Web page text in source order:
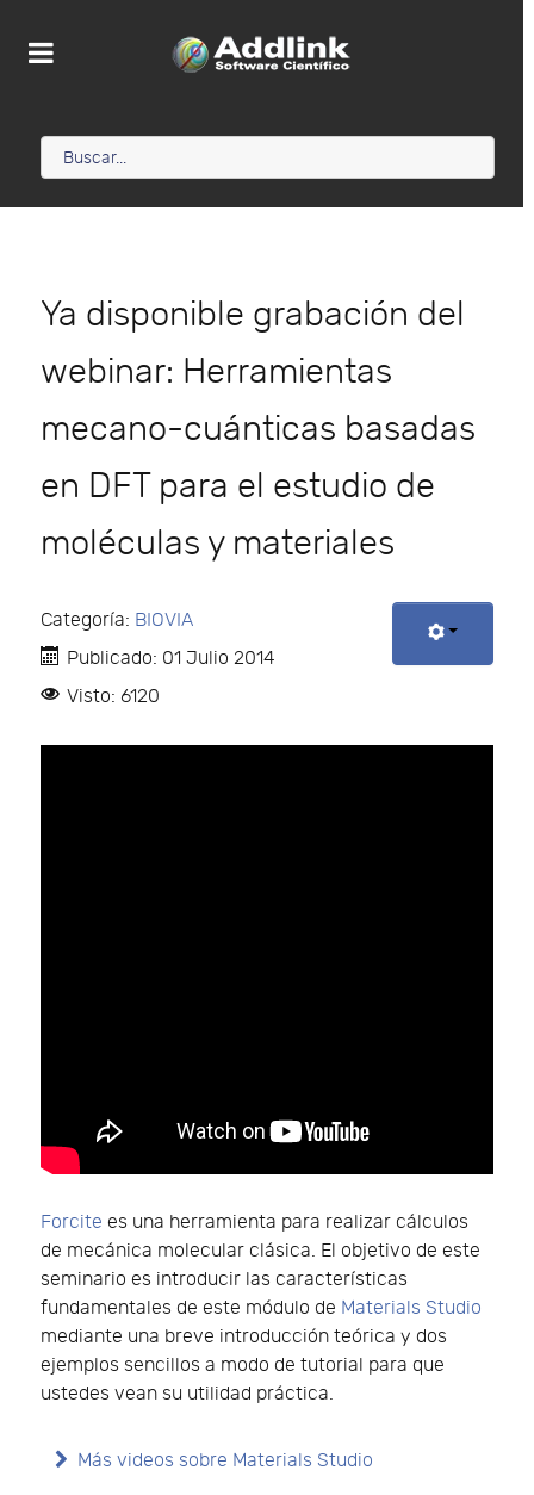
Ya disponible grabación del
webinar: Herramientas
mecano-cuánticas basadas
en DFT para el estudio de
moléculas y materiales
Categoría: BIOVIA
Publicado: 01 Julio 2014
Visto: 6120
Forcite es una herramienta para realizar cálculos
de mecánica molecular clásica. El objetivo de este
seminario es introducir las características
fundamentales de este módulo de Materials Studio
mediante una breve introducción teórica y dos
ejemplos sencillos a modo de tutorial para que
ustedes vean su utilidad práctica.
Más videos sobre Materials Studio